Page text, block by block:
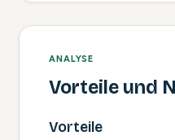
ANALYSE
Vorteile und
Vorteile